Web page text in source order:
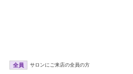
全員 サロンにご来店の全員の方